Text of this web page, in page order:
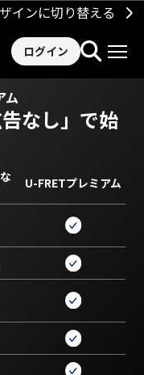
インに切り替える
ログイン
ム
告なし」で始
U-FRETプレミアム